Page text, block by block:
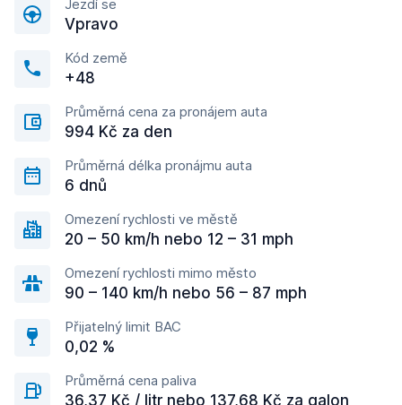
Jezdí se
Vpravo
Kód země
+48
Průměrná cena za pronájem auta
994 Kč za den
Průměrná délka pronájmu auta
6 dnů
Omezení rychlosti ve městě
20 – 50 km/h nebo 12 – 31 mph
Omezení rychlosti mimo město
90 – 140 km/h nebo 56 – 87 mph
Přijatelný limit BAC
0,02 %
Průměrná cena paliva
36,37 Kč / litr nebo 137,68 Kč za galon